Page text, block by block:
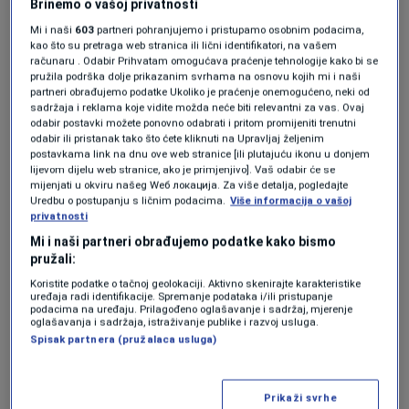
milionima godina i potom ih podvrgli daljim
ispitivanjima.
Cilj je proučiti izmjene tekstonskih ploča koje
su se desile prije oko 50 miliona godina.
„Stvarno smo na najboljem mjestu na svijetu
ako želimo da razumijemo kako je nastala
subdukcija ploča“,
kaže Gerad Dikens sa
Univerziteta Rajs u Teksasu.
„Ova ekspedicija će odgovoriti na mnogo
spornih pitanja o Zelandiji“, dodaje Dikens.
https://twitter.com/CUNYWC/status/889549
Brinemo o vašoj privatnosti
Mi i naši 603 partneri pohranjujemo i pristupamo osobnim podacima,
kao što su pretraga web stranica ili lični identifikatori, na vašem
računaru . Odabir Prihvatam omogućava praćenje tehnologije kako bi se
pružila podrška dolje prikazanim svrhama na osnovu kojih mi i naši
partneri obrađujemo podatke Ukoliko je praćenje onemogućeno, neki od
sadržaja i reklama koje vidite možda neće biti relevantni za vas. Ovaj
odabir postavki možete ponovno odabrati i pritom promijeniti trenutni
odabir ili pristanak tako što ćete kliknuti na Upravljaj željenim
postavkama link na dnu ove web stranice [ili plutajuću ikonu u donjem
lijevom dijelu web stranice, ako je primjenjivo]. Vaš odabir će se
mijenjati u okviru našeg Wеб локација. Za više detalja, pogledajte
Uredbu o postupanju s ličnim podacima. Više informacija o vašoj
privatnosti
Mi i naši partneri obrađujemo podatke kako bismo
pružali:
Koristite podatke o tačnoj geolokaciji. Aktivno skenirajte karakteristike
uređaja radi identifikacije. Spremanje podataka i/ili pristupanje
podacima na uređaju. Prilagođeno oglašavanje i sadržaj, mjerenje
oglašavanja i sadržaja, istraživanje publike i razvoj usluga.
Spisak partnera (pružalaca usluga)
Prikaži svrhe